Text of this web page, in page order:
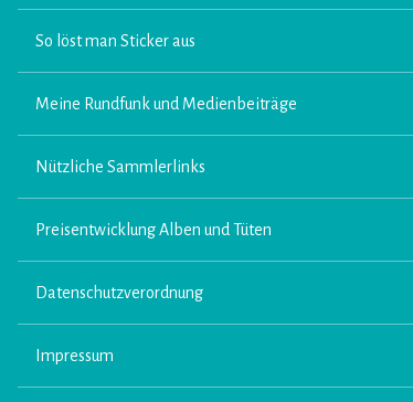
So löst man Sticker aus
Meine Rundfunk und Medienbeiträge
Nützliche Sammlerlinks
Preisentwicklung Alben und Tüten
Datenschutzverordnung
Impressum